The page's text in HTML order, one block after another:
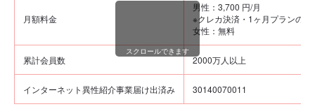
月額料金
男性：3,700 円/月
※クレカ決済・1ヶ月プランの場
女性：無料
累計会員数 2000万人以上
インターネット異性紹介事業届け出済み 30140070011
スクロールできます